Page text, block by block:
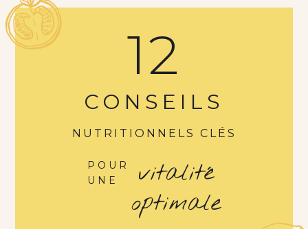
12
CONSEILS
NUTRITIONNELS CLÉS
POUR
UNE
vitalité
optimale